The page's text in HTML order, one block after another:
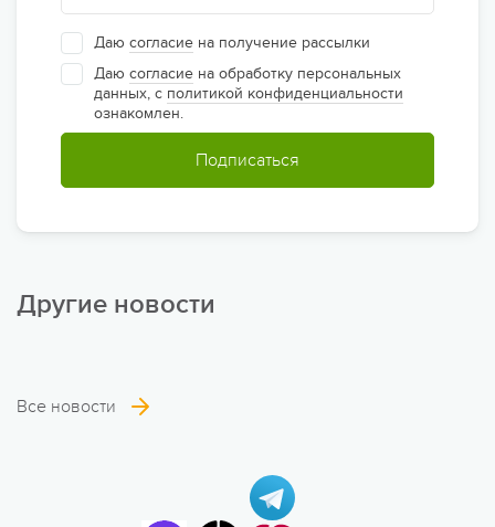
Даю согласие на получение рассылки
Даю согласие на обработку персональных
данных, с политикой конфиденциальности
ознакомлен.
Подписаться
Другие новости
Все новости